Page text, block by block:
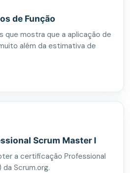
de Função
que mostra que a aplicação de
além da estimativa de
Scrum Master I
a certificação Professional
da Scrum.org.